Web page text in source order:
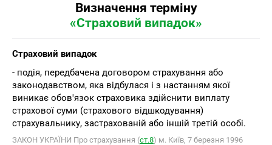
Визначення терміну
«Страховий випадок»
Страховий випадок
- подія, передбачена договором страхування або
законодавством, яка відбулася і з настанням якої
виникає обов'язок страховика здійснити виплату
страхової суми (страхового відшкодування)
страхувальнику, застрахованій або іншій третій особі.
ЗАКОН УКРАЇНИ Про страхування (ст.8) м. Київ, 7 березня 1996